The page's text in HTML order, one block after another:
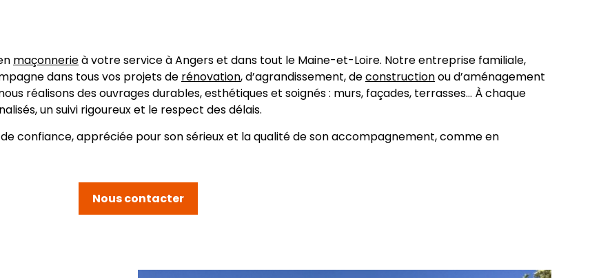
maçonnerieà votre service à Angers et dans tout le Maine-et-Loire. Notre entreprise familiale,
dans tous vos projets de rénovation, d’agrandissement, deconstructionou d’aménagement
réalisons des ouvrages durables, esthétiques et soignés : murs, façades, terrasses… À chaque
un suivi rigoureux et le respect des délais.
confiance, appréciée pour son sérieux et la qualité de son accompagnement, comme en
Nous contacter